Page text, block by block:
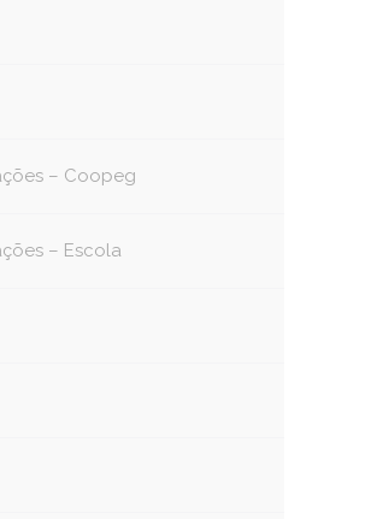
– Coopeg
– Escola